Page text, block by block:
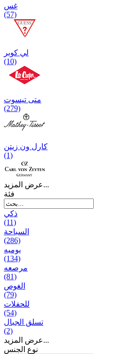
غس
(57)
لي كوبر
(10)
متی تیسوت
(279)
کارل ون زیتن
(1)
عرض المزيد...
فئة
ذكي
(11)
السباحة
(286)
يومیه
(134)
مرصعه
(81)
الغوص
(79)
للحفلات
(54)
تسلق الجبال
(2)
عرض المزيد...
نوع الجنس